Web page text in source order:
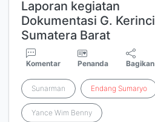
Laporan kegiatan
Dokumentasi G. Kerinci
Sumatera Barat
Komentar Penanda Bagikan
Sunarman Endang Sumaryo
Yance Wim Benny